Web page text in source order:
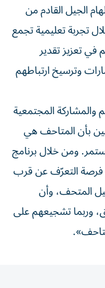
الجيل القادم من
تجربة تعليمية تجمع
في تعزيز تقدير
وترسيخ ارتباطهم
المجتمعية
بأن المتاحف هي
ومن خلال برنامج
فرصة التعرّف عن قرب
المتحف، وأن
وربما تشجيعهم على